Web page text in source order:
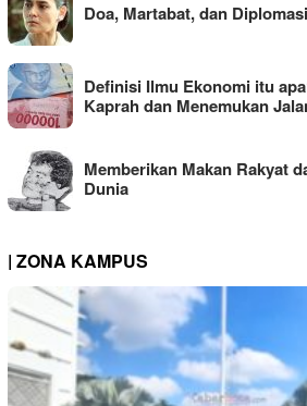
Doa, Martabat, dan
Definisi Ilmu Ekonomi itu
Kaprah dan Menemukan
Memberikan Makan Rakyat
Dunia
| ZONA KAMPUS